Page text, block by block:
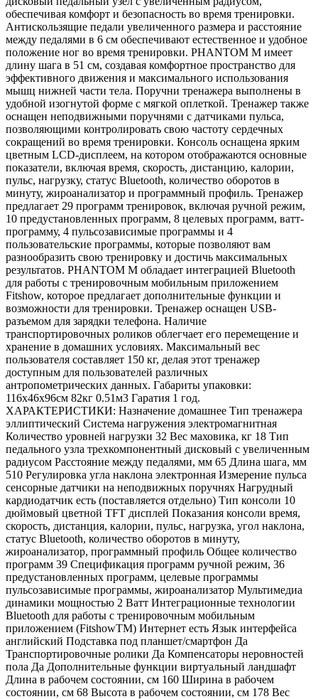
обеспечивая комфорт и безопасность во время тренировки.
Антискользящие педали увеличенного размера и расстояние
между педалями в 6 см обеспечивают естественное и удобное
положение ног во время тренировки. PHANTOM M имеет
длину шага в 51 см, создавая комфортное пространство для
эффективного движения и максимального использования
мышц нижней части тела. Поручни тренажера выполнены в
удобной изогнутой форме с мягкой оплеткой. Тренажер также
оснащен неподвижными поручнями с датчиками пульса,
позволяющими контролировать свою частоту сердечных
сокращений во время тренировки. Консоль оснащена ярким
цветным LCD-дисплеем, на котором отображаются основные
показатели, включая время, скорость, дистанцию, калории,
пульс, нагрузку, статус Bluetooth, количество оборотов в
минуту, жироанализатор и программный профиль. Тренажер
предлагает 29 программ тренировок, включая ручной режим,
10 предустановленных программ, 8 целевых программ, ватт-
программу, 4 пульсозависимые программы и 4
пользовательские программы, которые позволяют вам
разнообразить свою тренировку и достичь максимальных
результатов. PHANTOM M обладает интеграцией Bluetooth
для работы с тренировочным мобильным приложением
Fitshow, которое предлагает дополнительные функции и
возможности для тренировки. Тренажер оснащен USB-
разъемом для зарядки телефона. Наличие
транспортировочных роликов облегчает его перемещение и
хранение в домашних условиях. Максимальный вес
пользователя составляет 150 кг, делая этот тренажер
доступным для пользователей различных
антропометрических данных. Габариты упаковки:
116х46х96см 82кг 0.51м3 Гаратия 1 год.
ХАРАКТЕРИСТИКИ: Назначение домашнее Тип тренажера
эллиптический Система нагружения электромагнитная
Количество уровней нагрузки 32 Вес маховика, кг 18 Тип
педального узла трехкомпонентный дисковый с увеличенным
радиусом Расстояние между педалями, мм 65 Длина шага, мм
510 Регулировка угла наклона электронная Измерение пульса
сенсорные датчики на неподвижных поручнях Нагрудный
кардиодатчик есть (поставляется отдельно) Тип консоли 10
дюймовый цветной TFT дисплей Показания консоли время,
скорость, дистанция, калории, пульс, нагрузка, угол наклона,
статус Bluetooth, количество оборотов в минуту,
жироанализатор, программный профиль Общее количество
программ 39 Спецификация программ ручной режим, 36
предустановленных программ, целевые программы
пульсозависимые программы, жироанализатор Мультимедиа
динамики мощностью 2 Ватт Интеграционные технологии
Bluetooth для работы с тренировочным мобильным
приложением (FitshowTM) Интернет есть Язык интерфейса
английский Подставка под планшет/смартфон Да
Транспортировочные ролики Да Компенсаторы неровностей
пола Да Дополнительные функции виртуальный ландшафт
Длина в рабочем состоянии, см 160 Ширина в рабочем
состоянии, см 68 Высота в рабочем состоянии, см 178 Вес